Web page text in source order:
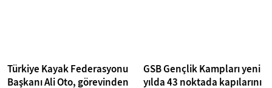
Türkiye Kayak Federasyonu
Başkanı Ali Oto, görevinden
GSB Gençlik Kampları yeni
yılda 43 noktada kapılarını